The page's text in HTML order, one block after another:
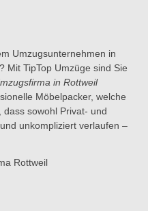
Umzugsunternehmen in
Mit TipTop Umzüge sind Sie
in Rottweil
Möbelpacker, welche
sowohl Privat- und
unkompliziert verlaufen –